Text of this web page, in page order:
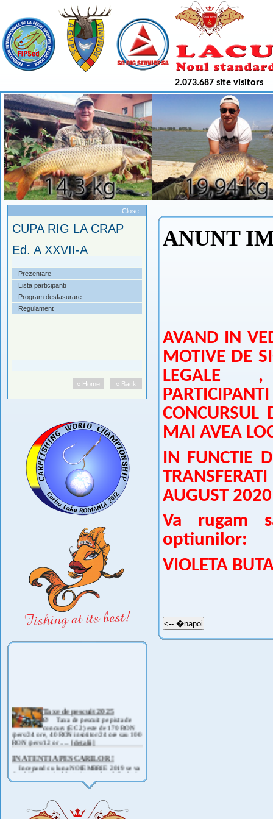
2.073.687 site visitors
Close
CUPA RIG LA CRAP
Ed. A XXVII-A
Prezentare
Lista participanti
Program desfasurare
Regulament
« Back
« Home
Taxe de pescuit 2025
Ø Taxa de pescuit pe pista de
concurs (EC 2) este de 170 RON
/pers/24 ore, 40 RON insotitor/24 ore sau 100
RON /pers/12 or .....[detalii]
IN ATENTIA PESCARILOR !
Incepand cu luna NOIEMBRIE 2019 se va
deschide pescuitul la rapitor pe lacul Corbu !
AVAND IN VEDERE SITUATIA ACTUALA -
COVID 19- DIN MOTIVE DE SIGURANTA ,
CAT SI A REGLEMENTARILOR LEGALE ,
ANUNT
AVAND IN
MOTIVE DE
LEGALE ,
CONCURSUL
MAI AVEA
IN FUNCTIE
AUGUST
Va rugam
optiunilor:
VIOLETA